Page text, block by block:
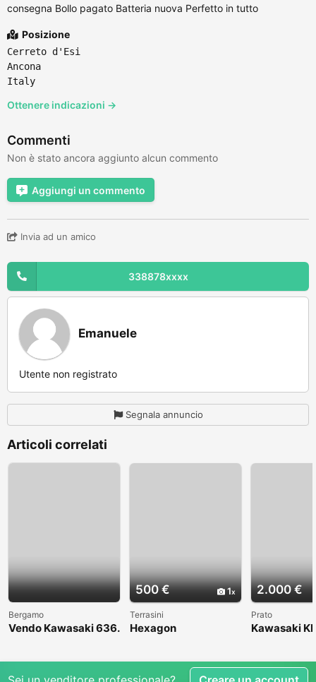
consegna Bollo pagato Batteria nuova Perfetto in tutto
Posizione
Cerreto d'Esi
Ancona
Italy
Ottenere indicazioni →
Commenti
Non è stato ancora aggiunto alcun commento
Aggiungi un commento
Invia ad un amico
338878xxxx
Emanuele
Utente non registrato
Segnala annuncio
Articoli correlati
Bergamo
Vendo Kawasaki 636.
500 € 1
Terrasini
Hexagon
2.000 €
Prato
Kawasaki